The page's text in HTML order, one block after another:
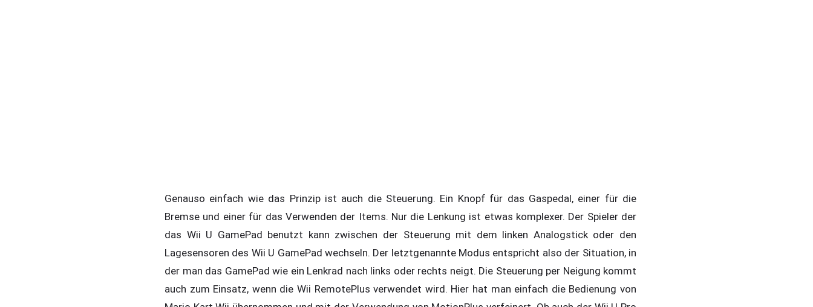
Genauso einfach wie das Prinzip ist auch die Steuerung. Ein Knopf für das Gaspedal, einer für die
Bremse und einer für das Verwenden der Items. Nur die Lenkung ist etwas komplexer. Der Spieler der
das Wii U GamePad benutzt kann zwischen der Steuerung mit dem linken Analogstick oder den
Lagesensoren des Wii U GamePad wechseln. Der letztgenannte Modus entspricht also der Situation, in
der man das GamePad wie ein Lenkrad nach links oder rechts neigt. Die Steuerung per Neigung kommt
auch zum Einsatz, wenn die Wii RemotePlus verwendet wird. Hier hat man einfach die Bedienung von